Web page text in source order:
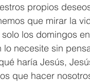
propios
que mirar la
los domingos
lo necesite sin
haría Jesús,
que hacer